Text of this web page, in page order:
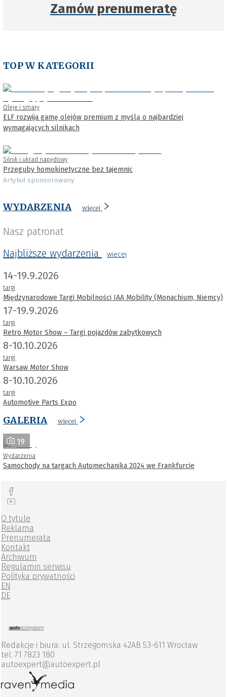
Zamów prenumeratę
TOP W KATEGORII
Oleje i smary
ELF rozwija gamę olejów premium z myślą o najbardziej
wymagających silnikach
Silnik i układ napędowy
Przeguby homokinetyczne bez tajemnic
Artykuł sponsorowany
WYDARZENIA więcej
Nasz patronat
Najbliższe wydarzenia
wiecej
14-19.9.2026
targi
Międzynarodowe Targi Mobilności IAA Mobility (Monachium, Niemcy)
17-19.9.2026
targi
Retro Motor Show – Targi pojazdów zabytkowych
8-10.10.2026
targi
Warsaw Motor Show
8-10.10.2026
targi
Automotive Parts Expo
GALERIA więcej
19
Wydarzenia
Samochody na targach Automechanika 2024 we Frankfurcie
O tytule
Reklama
Prenumerata
Kontakt
Archiwum
Regulamin serwisu
Polityka prywatności
EN
DE
Redakcje i biura: ul. Strzegomska 42AB 53-611 Wrocław
tel. 71 7823 180
autoexpert@autoexpert.pl